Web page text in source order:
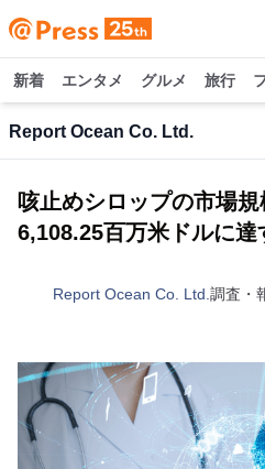
新着 エンタメ グルメ 旅行
Report Ocean Co. Ltd.
咳止めシロップの市場
6,108.25百万米ドルに達
Report Ocean Co. Ltd. 調査・